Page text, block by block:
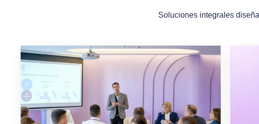
Soluciones integrales